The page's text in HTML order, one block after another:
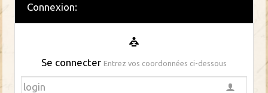
Connexion:
Se connecter Entrez vos coordonnées ci-dessous